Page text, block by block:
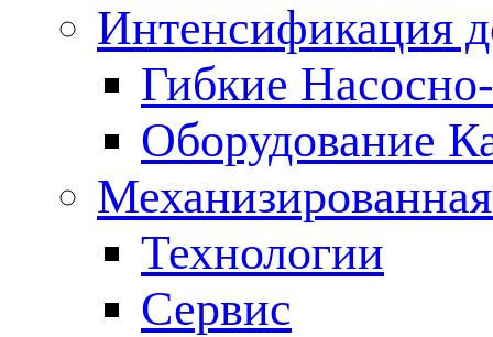
Интенсификация
Гибкие
Оборудование
Технологии
Сервис